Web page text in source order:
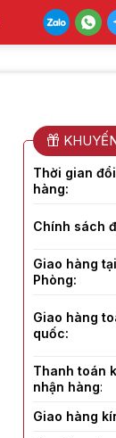
Thời gian
hàng:
Chính sách
Giao hàng
Phòng:
Giao hàng
quốc:
Thanh toán
nhận hàng:
Giao hàng